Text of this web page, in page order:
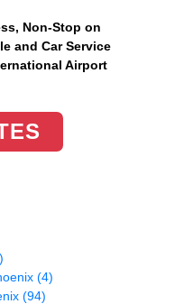
, Non-Stop on
and Car Service
Airport
(4)
(94)